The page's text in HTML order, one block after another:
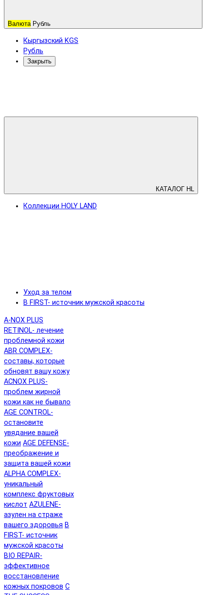
Валюта Рубль
Кыргызский KGS
Рубль
Закрыть
КАТАЛОГ HL
Коллекции HOLY LAND
Уход за телом
B FIRST- источник мужской красоты
A-NOX PLUS
RETINOL- лечение
проблемной кожи
ABR COMPLEX-
составы, которые
обновят вашу кожу
ACNOX PLUS-
проблем жирной
кожи как не бывало
AGE CONTROL-
остановите
увядание вашей
кожи AGE DEFENSE-
преображение и
защита вашей кожи
ALPHA COMPLEX-
уникальный
комплекс фруктовых
кислот AZULENE-
азулен на страже
вашего здоровья B
FIRST- источник
мужской красоты
BIO REPAIR-
эффективное
восстановление
кожных покровов C